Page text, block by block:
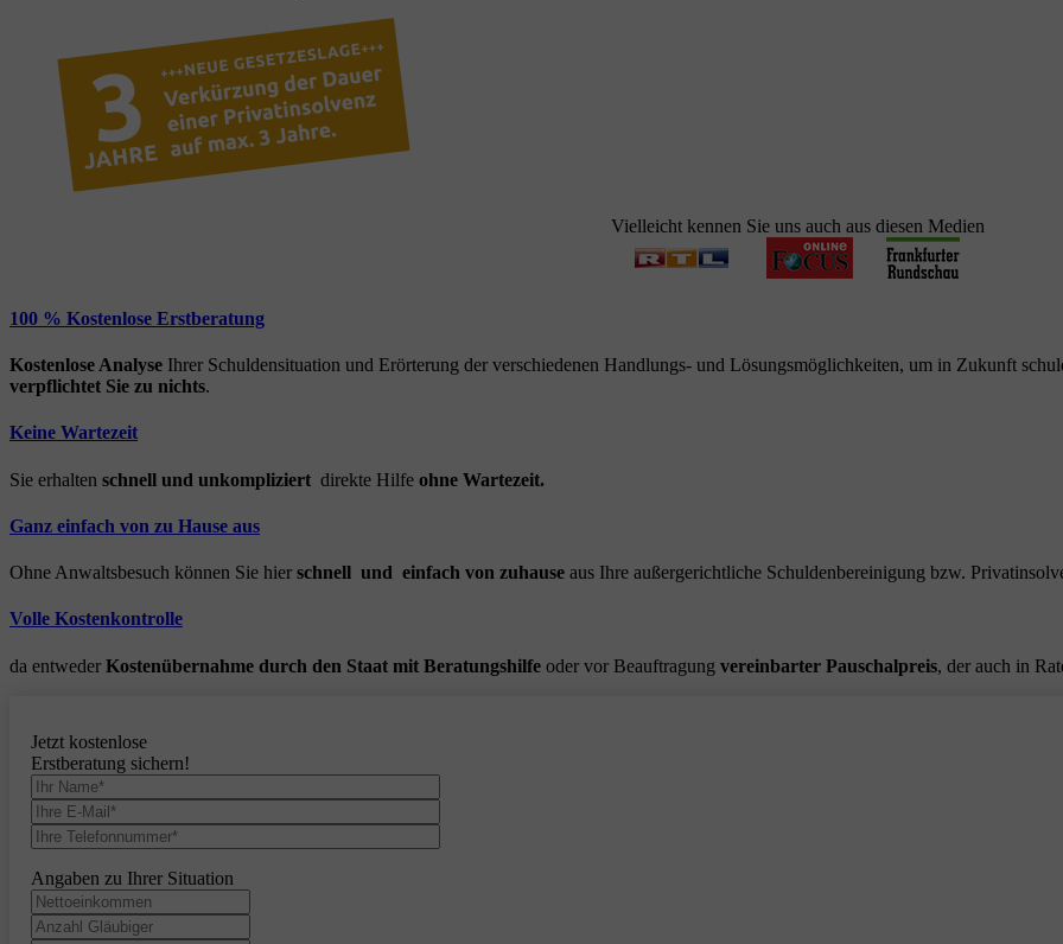
Vielleicht kennen Sie uns auch aus diesen Medien
100 % Kostenlose Erstberatung
Kostenlose Analyse Ihrer Schuldensituation und Erörterung der verschiedenen Handlungs- und Lösungsmöglichkeiten, um in Zukunft
verpflichtet Sie zu nichts.
Keine Wartezeit
Sie erhalten schnell und unkompliziert direkte Hilfe ohne Wartezeit.
Ganz einfach von zu Hause aus
Ohne Anwaltsbesuch können Sie hier schnell und einfach von zuhause aus Ihre außergerichtliche Schuldenbereinigung bzw.
Volle Kostenkontrolle
da entweder Kostenübernahme durch den Staat mit Beratungshilfe oder vor Beauftragung vereinbarter Pauschalpreis, der auch in
Jetzt kostenlose
Erstberatung sichern!
Angaben zu Ihrer Situation